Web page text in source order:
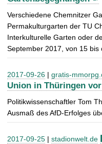
Verschiedene Chemnitzer
Permakulturgarten der TU
Interkulturelle Garten oder
September 2017, von 15 bis
2017-09-26 | gratis-
Union in Thüringen
Politikwissenschaftler Tom
Ausmaß des AfD-Erfolges
2017-09-25 | stadionwelt.de